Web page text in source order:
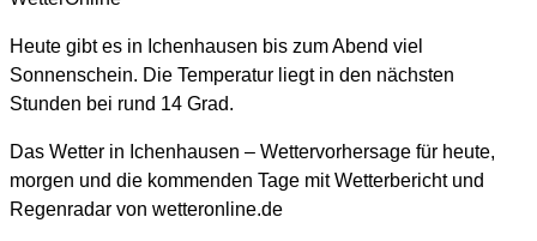
Heute gibt es in Ichenhausen bis zum Abend viel
Sonnenschein. Die Temperatur liegt in den nächsten
Stunden bei rund 14 Grad.
Das Wetter in Ichenhausen – Wettervorhersage für heute,
morgen und die kommenden Tage mit Wetterbericht und
Regenradar von wetteronline.de